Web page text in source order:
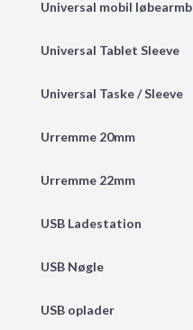
Universal mobil
Universal Tablet Sleeve
Universal Taske / Sleeve
Urremme 20mm
Urremme 22mm
USB Ladestation
USB Nøgle
USB oplader